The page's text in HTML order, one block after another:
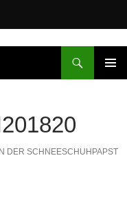
DER SCHNEESCHUHPAPST